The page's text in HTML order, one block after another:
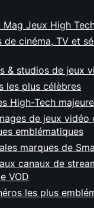
Mag Jeux High
de cinéma, TV et
& studios de jeux
les plus célèbres
High-Tech
de jeux vidéo
emblématiques
marques de
canaux de
VOD
les plus